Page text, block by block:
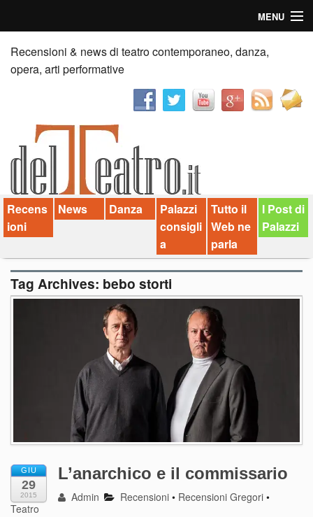
MENU
Home
Recensioni
News
Palazzi consiglia
Video
Chi siamo
Contatti
Recensioni & news di teatro contemporaneo, danza,
opera, arti performative
Recens
ioni
News Danza
Palazzi
consigli
a
Tutto il
Web ne
parla
I Post di
Palazzi
Tag Archives: bebo storti
GIU
29
2015
L’anarchico e il commissario
Admin Recensioni • Recensioni Gregori •
Teatro